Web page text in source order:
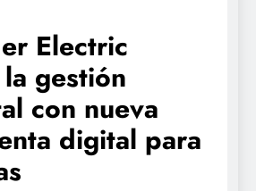
Electric
gestión
con nueva
digital para